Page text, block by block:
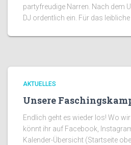
partyfreudige Narren. Nach dem
DJ ordentlich ein. Für das leibliche
AKTUELLES
Unsere
Endlich geht es wieder los! Wo
könnt ihr auf Facebook,
Kalender-Übersicht (Startseite